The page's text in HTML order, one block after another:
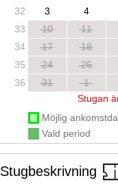
32
3 4
33
10 11
34
17 18
35
24 25
36
31 1
Stugan
Möjlig
Vald period
Stugbeskrivning